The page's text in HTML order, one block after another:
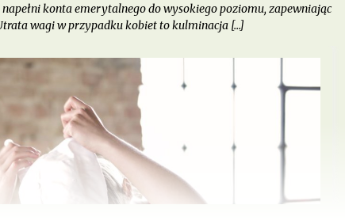
konta emerytalnego do wysokiego poziomu, zapewniając
wagi w przypadku kobiet to kulminacja […]